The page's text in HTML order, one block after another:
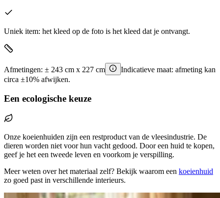
Uniek item: het kleed op de foto is het kleed dat je ontvangt.
Afmetingen: ± 243 cm x 227 cm
Indicatieve maat: afmeting kan
circa ±10% afwijken.
Een ecologische keuze
Onze koeienhuiden zijn een restproduct van de vleesindustrie. De
dieren worden niet voor hun vacht gedood. Door een huid te kopen,
geef je het een tweede leven en voorkom je verspilling.
Meer weten over het materiaal zelf? Bekijk waarom een koeienhuid
zo goed past in verschillende interieurs.